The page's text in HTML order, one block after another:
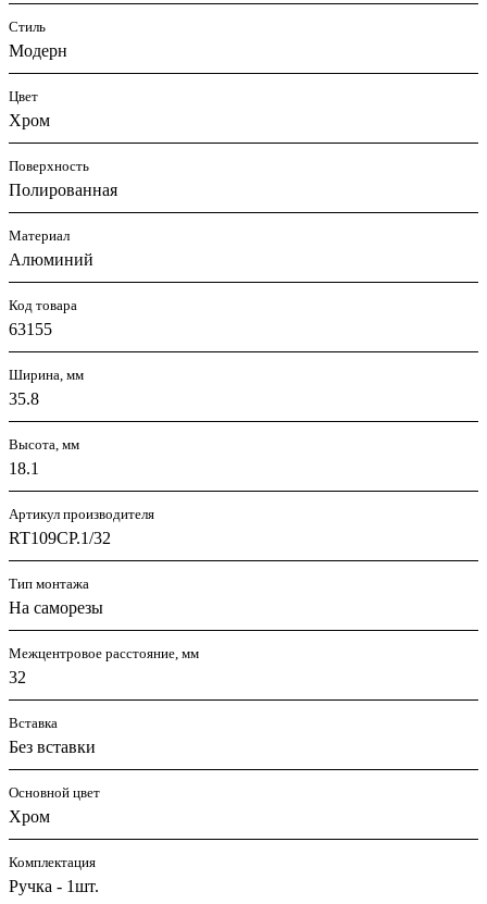
Стиль
Модерн
Цвет
Хром
Поверхность
Полированная
Материал
Алюминий
Код товара
63155
Ширина, мм
35.8
Высота, мм
18.1
Артикул производителя
RT109CP.1/32
Тип монтажа
На саморезы
Межцентровое расстояние, мм
32
Вставка
Без вставки
Основной цвет
Хром
Комплектация
Ручка - 1шт.